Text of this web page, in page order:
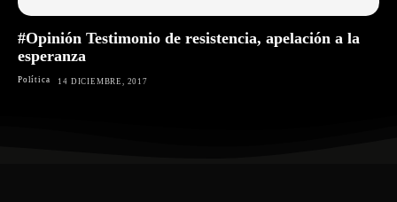
#Opinión Testimonio de resistencia, apelación a la
esperanza
Política 14 DICIEMBRE, 2017